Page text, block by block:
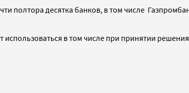
полтора десятка банков, в том числе
использоваться в том числе при принятии